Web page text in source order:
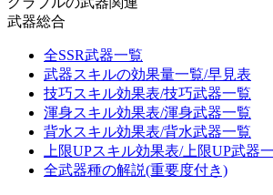
武器総合
全SSR武器一覧
武器スキルの効果量一覧/早見表
技巧スキル効果表/技巧武器一覧
渾身スキル効果表/渾身武器一覧
背水スキル効果表/背水武器一覧
上限UPスキル効果表/上限UP武器
全武器種の解説(重要度付き)